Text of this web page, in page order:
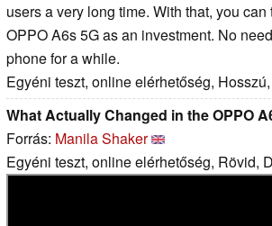
users a very long time. With that, you
OPPO A6s 5G as an investment. No
phone for a while.
Egyéni teszt, online elérhetőség,
What Actually Changed in the OPPO
Forrás: Manila Shaker
Egyéni teszt, online elérhetőség, Rövid,